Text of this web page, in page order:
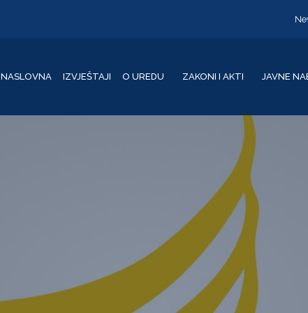
NASLOVNA IZVJEŠTAJI O UREDU ZAKONI I AKTI JAVNE